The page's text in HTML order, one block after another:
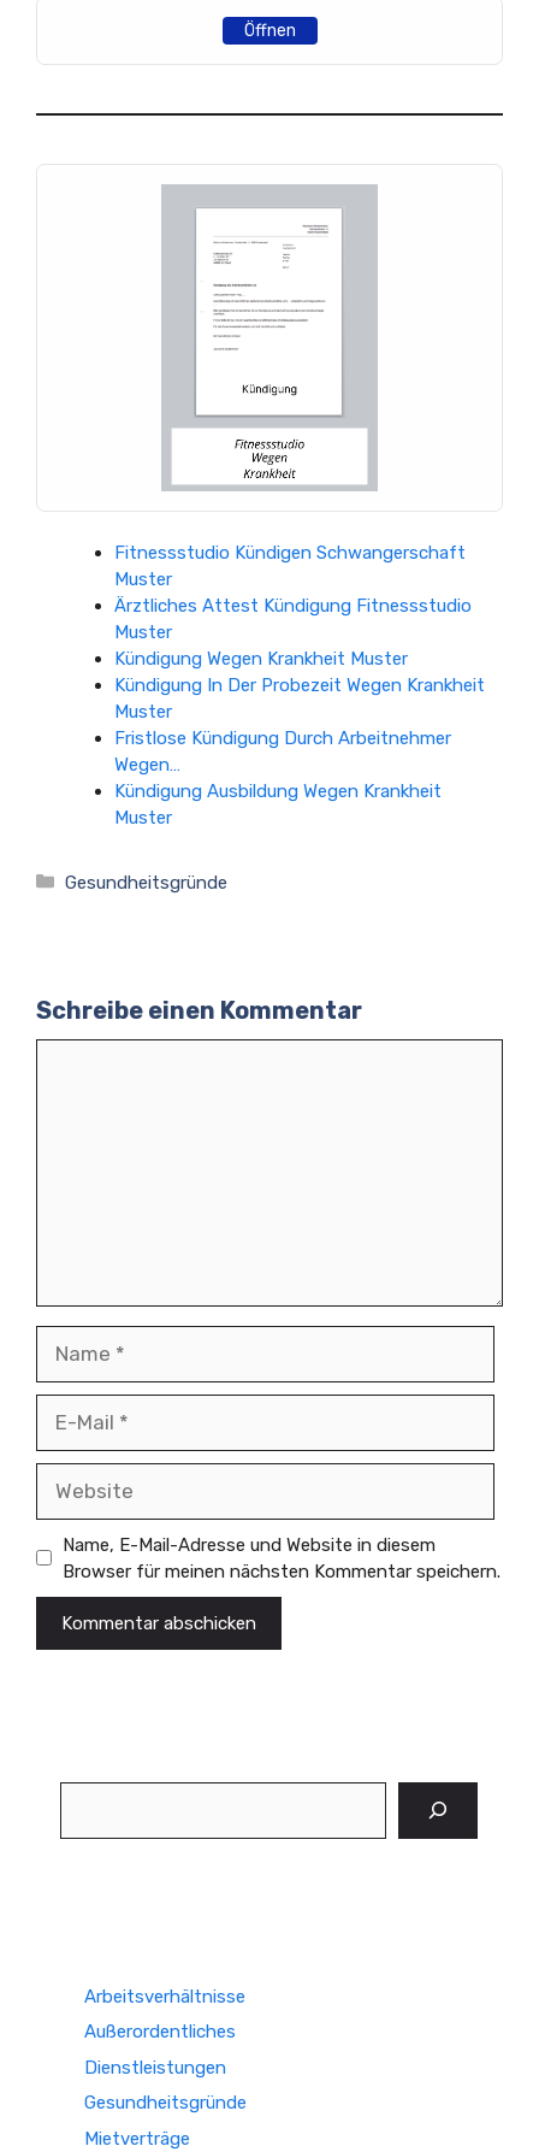
Öffnen
Fitnessstudio Kündigen Schwangerschaft
Muster
Ärztliches Attest Kündigung Fitnessstudio
Muster
Kündigung Wegen Krankheit Muster
Kündigung In Der Probezeit Wegen Krankheit
Muster
Fristlose Kündigung Durch Arbeitnehmer
Wegen…
Kündigung Ausbildung Wegen Krankheit
Muster
Kategorien
Gesundheitsgründe
Schreibe einen Kommentar
Mail
Name, E-Mail-Adresse und Website in diesem
Browser für meinen nächsten Kommentar speichern.
Arbeitsverhältnisse
Außerordentliches
Dienstleistungen
Gesundheitsgründe
Mietverträge